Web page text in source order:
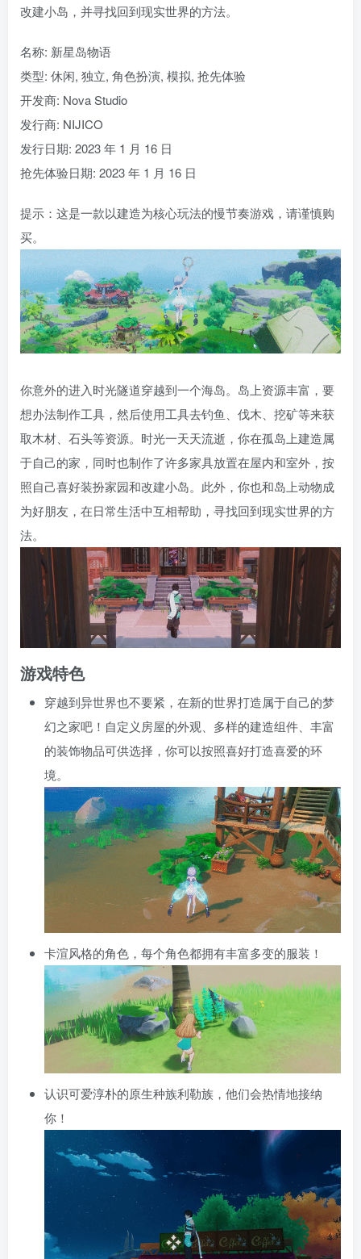
改建小岛，并寻找回到现实世界的方法。
名称: 新星岛物语
类型: 休闲, 独立, 角色扮演, 模拟, 抢先体验
开发商: Nova Studio
发行商: NIJICO
发行日期: 2023 年 1 月 16 日
抢先体验日期: 2023 年 1 月 16 日
提示：这是一款以建造为核心玩法的慢节奏游戏，请谨慎购
买。
你意外的进入时光隧道穿越到一个海岛。岛上资源丰富，要
想办法制作工具，然后使用工具去钓鱼、伐木、挖矿等来获
取木材、石头等资源。时光一天天流逝，你在孤岛上建造属
于自己的家，同时也制作了许多家具放置在屋内和室外，按
照自己喜好装扮家园和改建小岛。此外，你也和岛上动物成
为好朋友，在日常生活中互相帮助，寻找回到现实世界的方
法。
游戏特色
穿越到异世界也不要紧，在新的世界打造属于自己的梦
幻之家吧！自定义房屋的外观、多样的建造组件、丰富
的装饰物品可供选择，你可以按照喜好打造喜爱的环
境。
卡渲风格的角色，每个角色都拥有丰富多变的服装！
认识可爱淳朴的原生种族利勒族，他们会热情地接纳
你！